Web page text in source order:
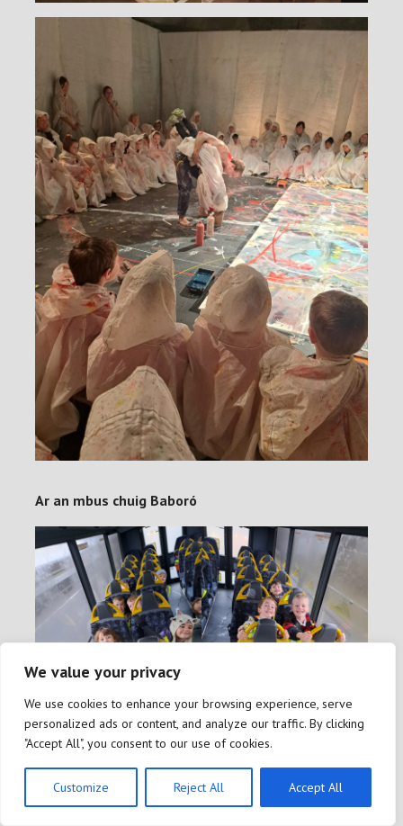
We value your privacy
We use cookies to enhance your browsing experience, serve
personalized ads or content, and analyze our traffic. By clicking
"Accept All", you consent to our use of cookies.
Customize Reject All Accept All
Ar an mbus chuig Baboró